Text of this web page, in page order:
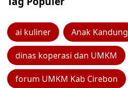
ai kuliner Anak Kandung
dinas koperasi dan UMKM
forum UMKM Kab Cirebon